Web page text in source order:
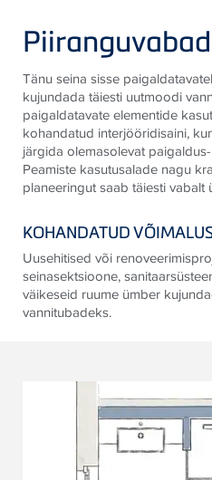
Tänu seina sisse
kujundada täiesti uutmoodi
paigaldatavate elementide
kohandatud interjööridisaini,
järgida olemasolevat
Peamiste kasutusalade nagu
planeeringut saab täiesti vabalt
KOHANDATUD
Uusehitised või
seinasektsioone,
väikeseid ruume ümber
vannitubadeks.